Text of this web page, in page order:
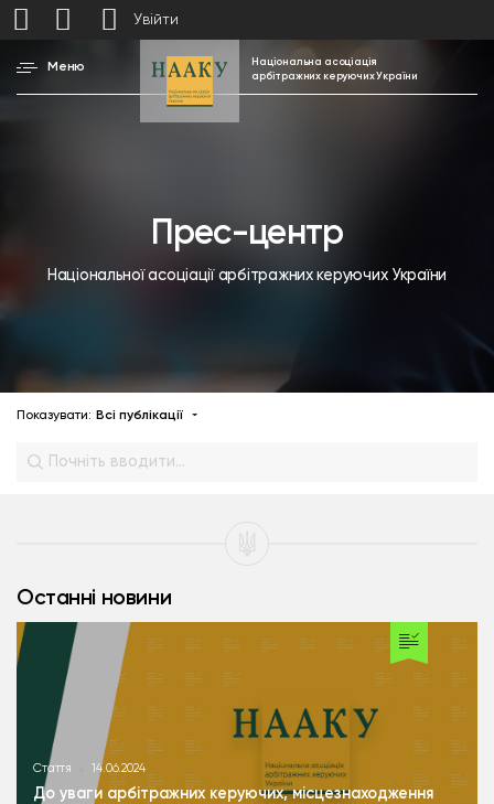
Меню
Національна асоціація
арбітражних керуючих України
Прес-центр
Національної асоціації арбітражних керуючих України
Показувати: Всі публікації
Почніть вводити…
Останні новини
Стаття 14.06.2024
До уваги арбітражних керуючих, місцезнаходження
Увійти